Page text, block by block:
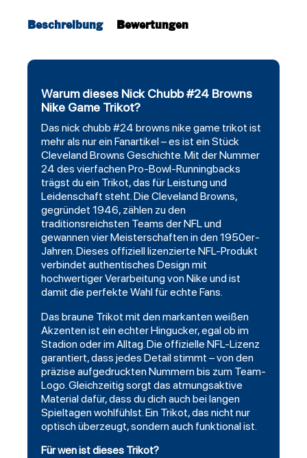
Beschreibung Bewertungen
Warum dieses Nick Chubb #24 Browns
Nike Game Trikot?
Das nick chubb #24 browns nike game trikot ist
mehr als nur ein Fanartikel – es ist ein Stück
Cleveland Browns Geschichte. Mit der Nummer
24 des vierfachen Pro-Bowl-Runningbacks
trägst du ein Trikot, das für Leistung und
Leidenschaft steht. Die Cleveland Browns,
gegründet 1946, zählen zu den
traditionsreichsten Teams der NFL und
gewannen vier Meisterschaften in den 1950er-
Jahren. Dieses offiziell lizenzierte NFL-Produkt
verbindet authentisches Design mit
hochwertiger Verarbeitung von Nike und ist
damit die perfekte Wahl für echte Fans.
Das braune Trikot mit den markanten weißen
Akzenten ist ein echter Hingucker, egal ob im
Stadion oder im Alltag. Die offizielle NFL-Lizenz
garantiert, dass jedes Detail stimmt – von den
präzise aufgedruckten Nummern bis zum Team-
Logo. Gleichzeitig sorgt das atmungsaktive
Material dafür, dass du dich auch bei langen
Spieltagen wohlfühlst. Ein Trikot, das nicht nur
optisch überzeugt, sondern auch funktional ist.
Für wen ist dieses Trikot?